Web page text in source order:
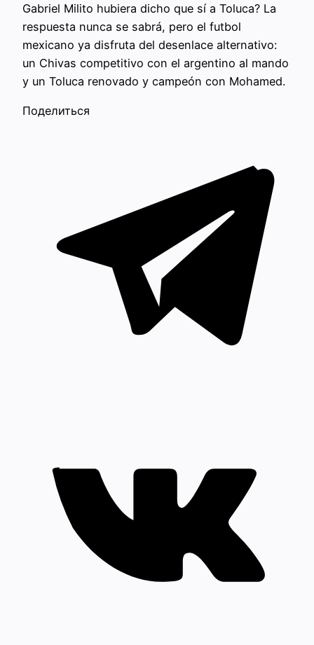
Gabriel Milito hubiera dicho que sí a Toluca? La
respuesta nunca se sabrá, pero el futbol
mexicano ya disfruta del desenlace alternativo:
un Chivas competitivo con el argentino al mando
y un Toluca renovado y campeón con Mohamed.
Поделиться